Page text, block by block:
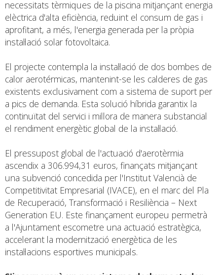
necessitats tèrmiques de la piscina mitjançant energia
elèctrica d'alta eficiència, reduint el consum de gas i
aprofitant, a més, l'energia generada per la pròpia
instal·lació solar fotovoltaica.
El projecte contempla la instal·lació de dos bombes de
calor aerotérmicas, mantenint-se les calderes de gas
existents exclusivament com a sistema de suport per
a pics de demanda. Esta solució híbrida garantix la
continuïtat del servici i millora de manera substancial
el rendiment energètic global de la instal·lació.
El pressupost global de l'actuació d'aerotèrmia
ascendix a 306.994,31 euros, finançats mitjançant
una subvenció concedida per l'Institut Valencià de
Competitivitat Empresarial (IVACE), en el marc del Pla
de Recuperació, Transformació i Resiliència – Next
Generation EU. Este finançament europeu permetrà
a l'Ajuntament escometre una actuació estratègica,
accelerant la modernització energètica de les
instal·lacions esportives municipals.